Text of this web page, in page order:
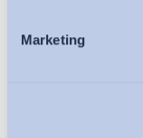
Marketing
EventiIscriviti